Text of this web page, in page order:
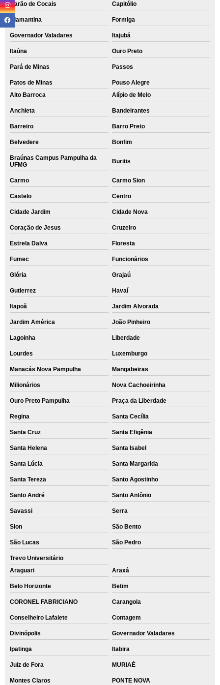
Barão de Cocais Capitólio
Diamantina Formiga
Governador Valadares Itajubá
Itaúna Ouro Preto
Pará de Minas Passos
Patos de Minas
Pouso Alegre
Alto Barroca
Alípio de Melo
Anchieta Bandeirantes
Barreiro Barro Preto
Belvedere Bonfim
Braúnas Campus Pampulha da
UFMG
Buritis
Carmo Carmo Sion
Castelo Centro
Cidade Jardim Cidade Nova
Coração de Jesus Cruzeiro
Estrela Dalva Floresta
Fumec Funcionários
Glória Grajaú
Gutierrez Havaí
Itapoã Jardim Alvorada
Jardim América João Pinheiro
Lagoinha Liberdade
Lourdes Luxemburgo
Manacás Nova Pampulha Mangabeiras
Milionários Nova Cachoeirinha
Ouro Preto Pampulha Praça da Liberdade
Regina Santa Cecília
Santa Cruz Santa Efigênia
Santa Helena Santa Isabel
Santa Lúcia Santa Margarida
Santa Tereza Santo Agostinho
Santo André Santo Antônio
Savassi Serra
Sion São Bento
São Lucas São Pedro
Trevo Universitário
Araguari
Araxá
Belo Horizonte Betim
CORONEL FABRICIANO Carangola
Conselheiro Lafaiete Contagem
Divinópolis Governador Valadares
Ipatinga Itabira
Juiz de Fora MURIAÉ
Montes Claros PONTE NOVA